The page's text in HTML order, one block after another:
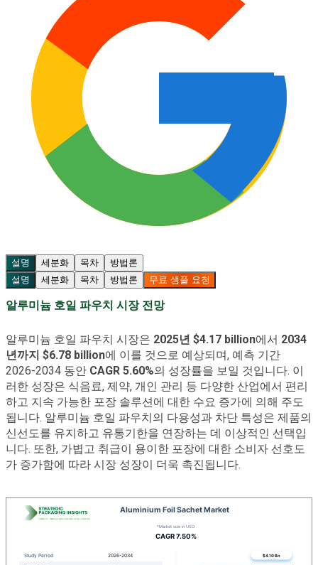
설명 세분화 목차
방법론
설명
세분화 목차 방법론 무료 샘플 요청
알루미늄 호일 파우치 시장 전망
알루미늄 호일 파우치 시장은 2025년 $4.17 billion에서 2034
년까지 $6.78 billion에 이를 것으로 예상되며, 예측 기간
2026-2034 동안 CAGR 5.60%의 성장률을 보일 것입니다. 이
러한 성장은 식음료, 제약, 개인 관리 등 다양한 산업에서 편리
하고 지속 가능한 포장 솔루션에 대한 수요 증가에 의해 주도
됩니다. 알루미늄 호일 파우치의 다용성과 차단 특성은 제품의
신선도를 유지하고 유통기한을 연장하는 데 이상적인 선택입
니다. 또한, 가볍고 취급이 용이한 포장에 대한 소비자 선호도
가 증가함에 따라 시장 성장이 더욱 촉진됩니다.